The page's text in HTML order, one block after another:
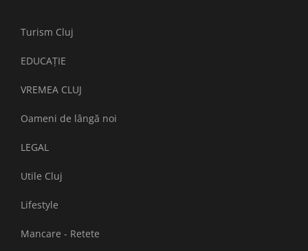
Turism Cluj
EDUCAȚIE
VREMEA CLUJ
Oameni de lângă noi
LEGAL
Utile Cluj
Lifestyle
Mancare - Retete